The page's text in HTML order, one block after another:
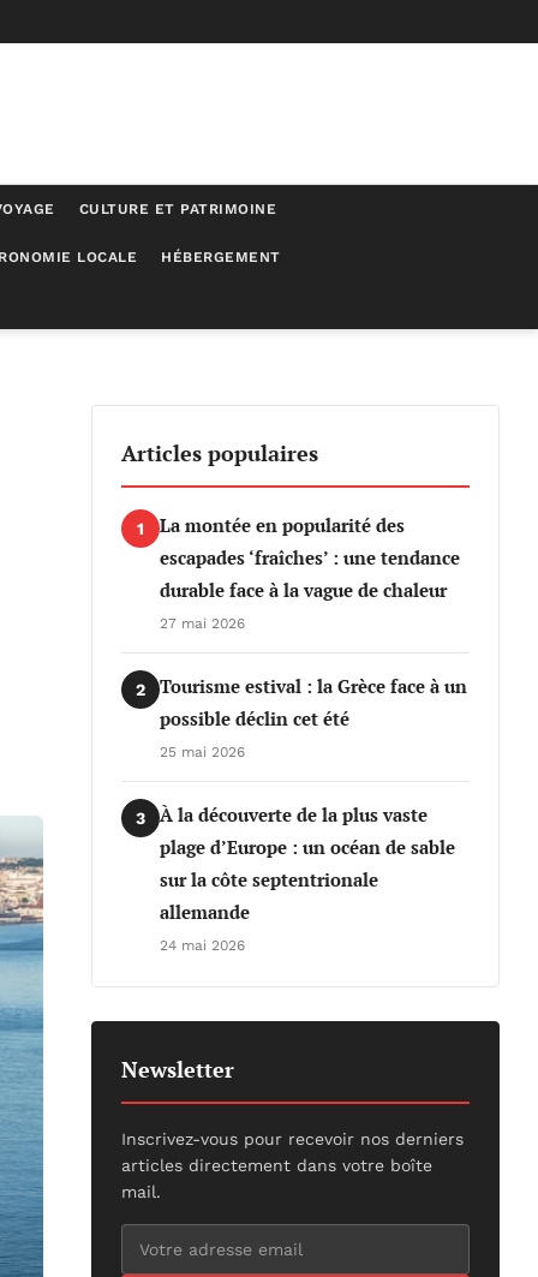
CULTURE ET PATRIMOINE
LOCALE HÉBERGEMENT
Articles populaires
1
La montée en popularité des
escapades ‘fraîches’ : une tendance
durable face à la vague de chaleur
27 mai 2026
2
Tourisme estival : la Grèce face à un
possible déclin cet été
25 mai 2026
3
À la découverte de la plus vaste
plage d’Europe : un océan de sable
sur la côte septentrionale
allemande
24 mai 2026
Newsletter
Inscrivez-vous pour recevoir nos derniers
articles directement dans votre boîte
mail.